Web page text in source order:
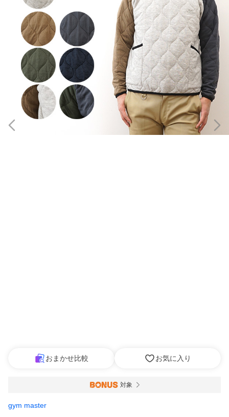
おまかせ比較 お気に入り
対象
gym master